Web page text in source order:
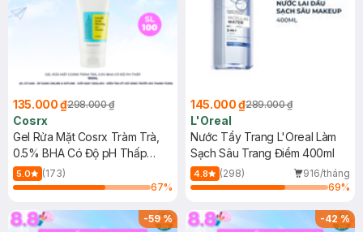
135.000 ₫298.000 ₫
Cosrx
Gel Rửa Mặt Cosrx Tràm Trà,
0.5% BHA Có Độ pH Thấp
150ml
5.0
(173)
67%
145.000 ₫289.000 ₫
L'Oreal
Nước Tẩy Trang L'Oreal Làm
Sạch Sâu Trang Điểm 400ml
4.8 (298)
916/tháng
69%
-59% -42%